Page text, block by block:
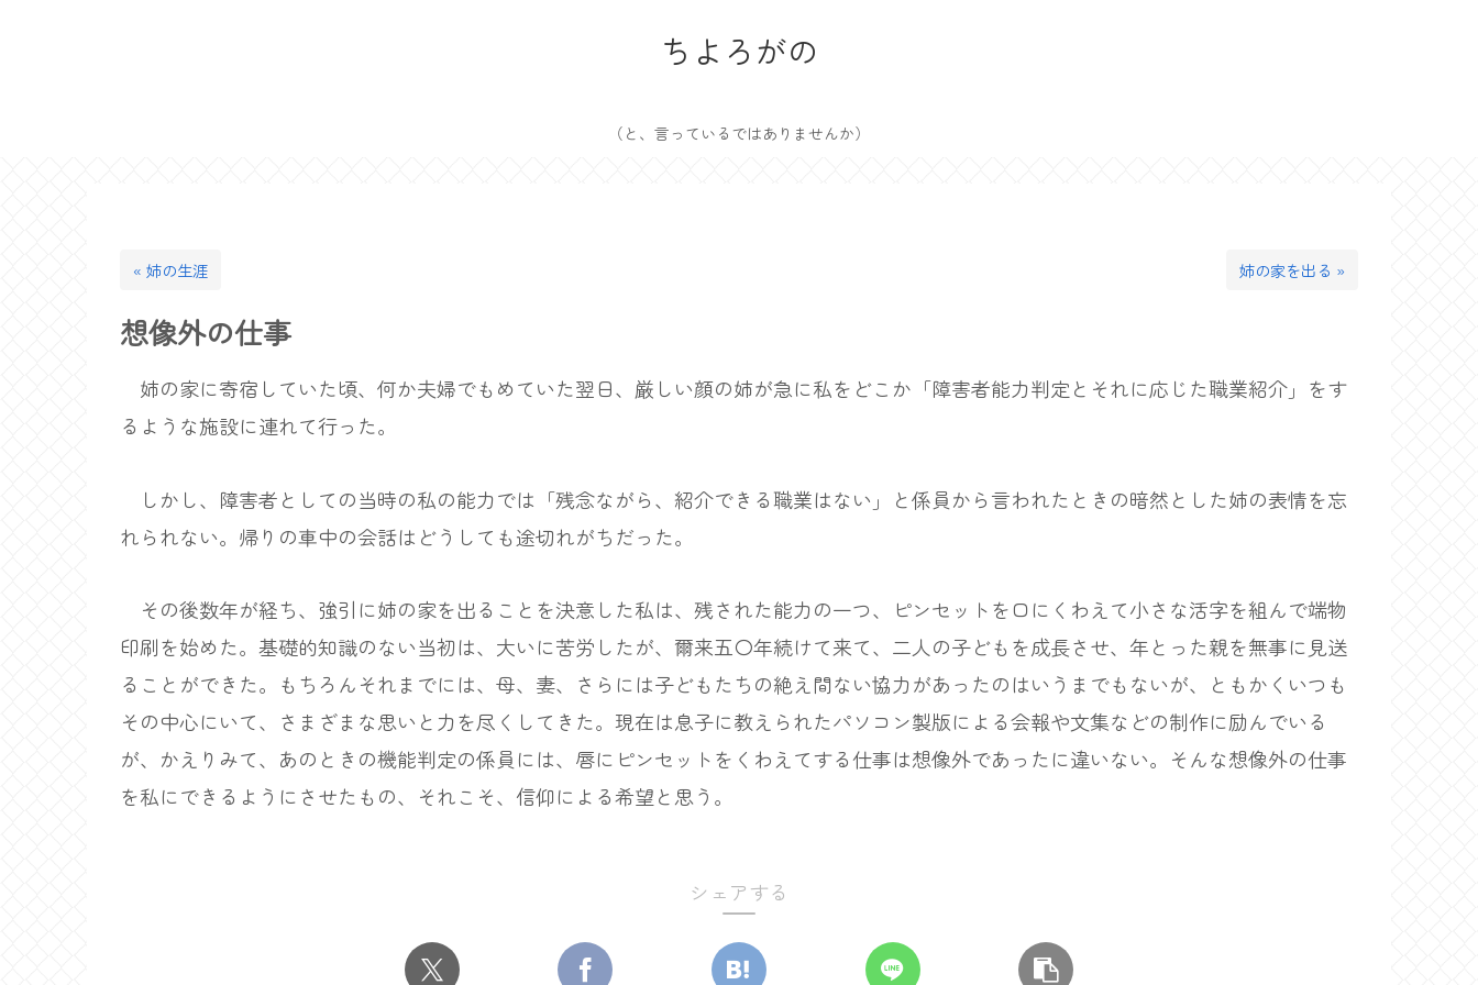
ちよろがの
（と、言っているではありませんか）
« 姉の生涯 姉の家を出る »
想像外の仕事
姉の家に寄宿していた頃、何か夫婦でもめていた翌日、厳しい顔の姉が急に私をどこか「障害者能力判定とそれに応じた職業紹介」をす
るような施設に連れて行った。
しかし、障害者としての当時の私の能力では「残念ながら、紹介できる職業はない」と係員から言われたときの暗然とした姉の表情を忘
れられない。帰りの車中の会話はどうしても途切れがちだった。
その後数年が経ち、強引に姉の家を出ることを決意した私は、残された能力の一つ、ピンセットを口にくわえて小さな活字を組んで端物
印刷を始めた。基礎的知識のない当初は、大いに苦労したが、爾来五〇年続けて来て、二人の子どもを成長させ、年とった親を無事に見送
ることができた。もちろんそれまでには、母、妻、さらには子どもたちの絶え間ない協力があったのはいうまでもないが、ともかくいつも
その中心にいて、さまざまな思いと力を尽くしてきた。現在は息子に教えられたパソコン製版による会報や文集などの制作に励んでいる
が、かえりみて、あのときの機能判定の係員には、唇にピンセットをくわえてする仕事は想像外であったに違いない。そんな想像外の仕事
を私にできるようにさせたもの、それこそ、信仰による希望と思う。
シェアする